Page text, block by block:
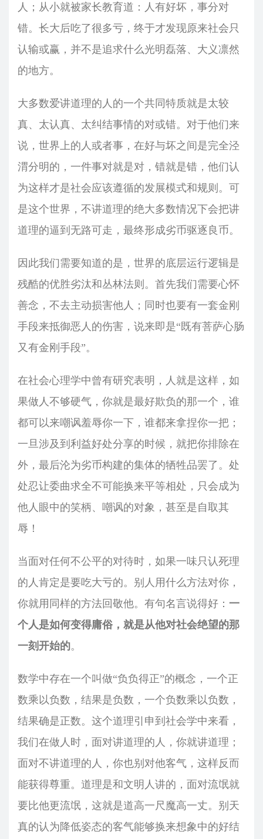
人；从小就被家长教育道：人有好坏，事分对
错。长大后吃了很多亏，终于才发现原来社会只
认输或赢，并不是追求什么光明磊落、大义凛然
的地方。
大多数爱讲道理的人的一个共同特质就是太较
真、太认真、太纠结事情的对或错。对于他们来
说，世界上的人或者事，在好与坏之间是完全泾
渭分明的，一件事对就是对，错就是错，他们认
为这样才是社会应该遵循的发展模式和规则。可
是这个世界，不讲道理的绝大多数情况下会把讲
道理的逼到无路可走，最终形成劣币驱逐良币。
因此我们需要知道的是，世界的底层运行逻辑是
残酷的优胜劣汰和丛林法则。首先我们需要心怀
善念，不去主动损害他人；同时也要有一套金刚
手段来抵御恶人的伤害，说来即是“既有菩萨心肠
又有金刚手段”。
在社会心理学中曾有研究表明，人就是这样，如
果做人不够硬气，你就是最好欺负的那一个，谁
都可以来嘲讽羞辱你一下，谁都来拿捏你一把；
一旦涉及到利益好处分享的时候，就把你排除在
外，最后沦为劣币构建的集体的牺牲品罢了。处
处忍让委曲求全不可能换来平等相处，只会成为
他人眼中的笑柄、嘲讽的对象，甚至是自取其
辱！
当面对任何不公平的对待时，如果一味只认死理
的人肯定是要吃大亏的。别人用什么方法对你，
你就用同样的方法回敬他。有句名言说得好： 一
个人是如何变得庸俗，就是从他对社会绝望的那
一刻开始的。
数学中存在一个叫做“负负得正”的概念，一个正
数乘以负数，结果是负数，一个负数乘以负数，
结果确是正数。这个道理引申到社会学中来看，
我们在做人时，面对讲道理的人，你就讲道理；
面对不讲道理的人，你也别对他客气，这样反而
能获得尊重。道理是和文明人讲的，面对流氓就
要比他更流氓，这就是道高一尺魔高一丈。别天
真的认为降低姿态的客气能够换来想象中的好结